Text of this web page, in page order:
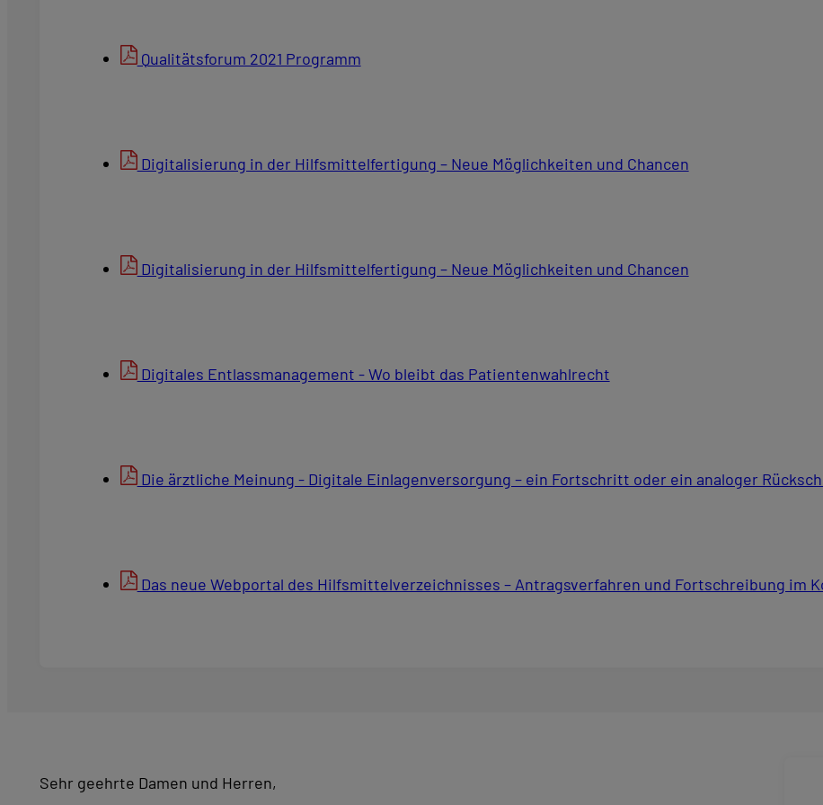
Qualitätsforum 2021 Programm
Digitalisierung in der Hilfsmittelfertigung – Neue Möglichkeiten und Chancen
Digitalisierung in der Hilfsmittelfertigung – Neue Möglichkeiten und Chancen
Digitales Entlassmanagement - Wo bleibt das Patientenwahlrecht
Die ärztliche Meinung - Digitale Einlagenversorgung – ein Fortschritt oder ein analoger
Das neue Webportal des Hilfsmittelverzeichnisses – Antragsverfahren und Fortschreibung im
Sehr geehrte Damen und Herren,